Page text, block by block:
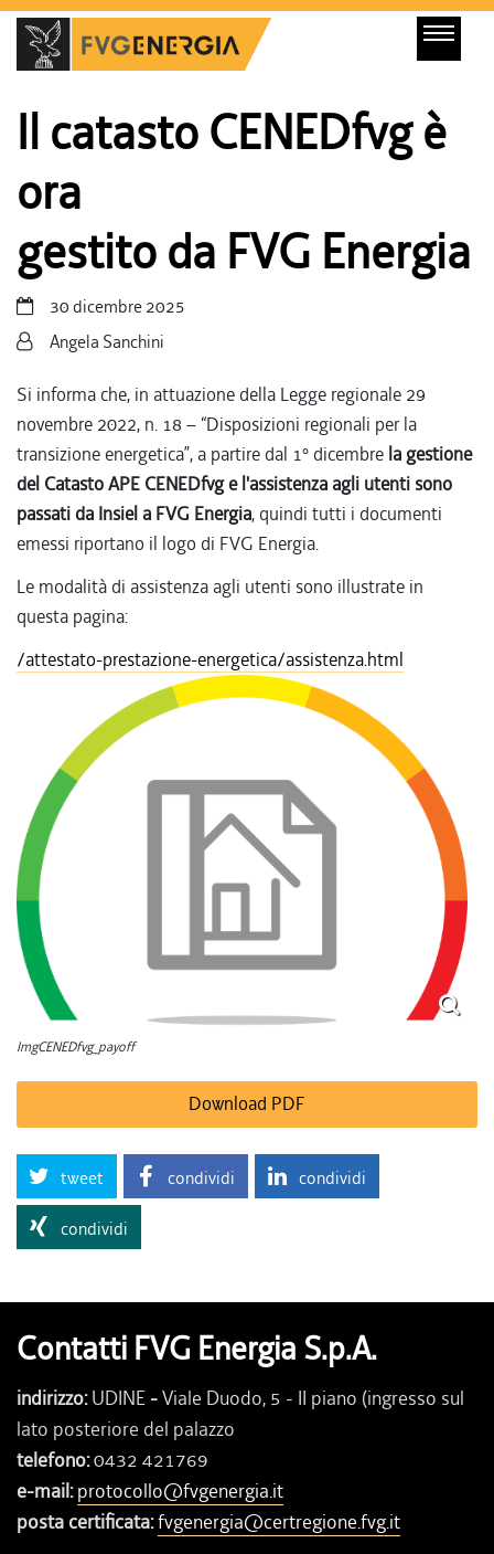
Il catasto CENEDfvg è
ora
gestito da FVG Energia
30 dicembre 2025
Angela Sanchini
Si informa che, in attuazione della Legge regionale 29
novembre 2022, n. 18 – “Disposizioni regionali per la
transizione energetica”, a partire dal 1° dicembre la gestione
del Catasto APE CENEDfvg e l'assistenza agli utenti sono
passati da Insiel a FVG Energia, quindi tutti i documenti
emessi riportano il logo di FVG Energia.
Le modalità di assistenza agli utenti sono illustrate in
questa pagina:
/attestato-prestazione-energetica/assistenza.html
ImgCENEDfvg_payoff
Download PDF
tweet condividi condividi
condividi
Contatti FVG Energia S.p.A.
indirizzo:UDINE -Viale Duodo, 5 - II piano (ingresso sul
lato posteriore del palazzo
telefono:0432 421769
e-mail:protocollo@fvgenergia.it
posta certificata:fvgenergia@certregione.fvg.it